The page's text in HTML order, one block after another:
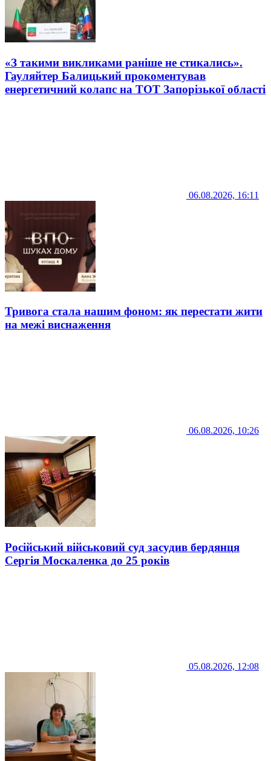
«З такими викликами раніше не стикались».
Гауляйтер Балицький прокоментував
енергетичний колапс на ТОТ Запорізької області
06.08.2026, 16:11
Тривога стала нашим фоном: як перестати жити
на межі виснаження
06.08.2026, 10:26
Російський військовий суд засудив бердянця
Сергія Москаленка до 25 років
05.08.2026, 12:08